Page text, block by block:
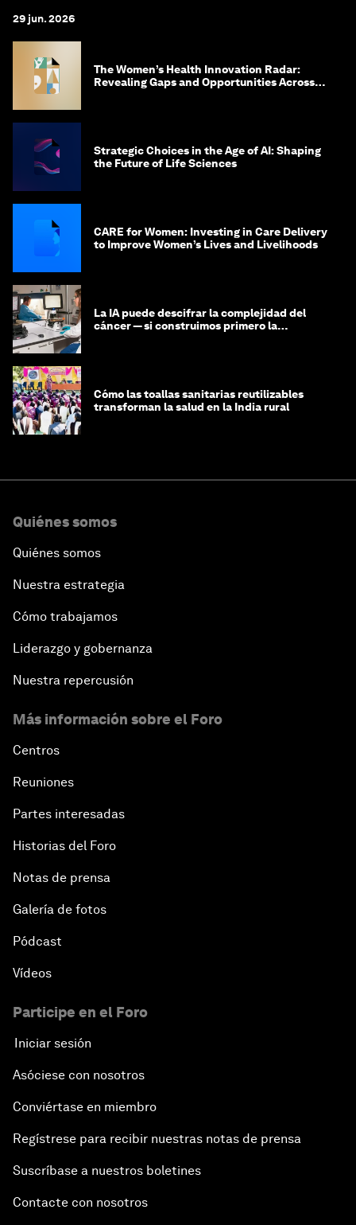
29 jun. 2026
The Women’s Health Innovation Radar:
Revealing Gaps and Opportunities Across
Strategic Choices in the Age of AI: Shaping
the Future of Life Sciences
CARE for Women: Investing in Care Delivery
to Improve Women’s Lives and Livelihoods
La IA puede descifrar la complejidad del
cáncer — si construimos primero la
Cómo las toallas sanitarias reutilizables
transforman la salud en la India rural
Quiénes somos
Quiénes somos
Nuestra estrategia
Cómo trabajamos
Liderazgo y gobernanza
Nuestra repercusión
Más información sobre el Foro
Centros
Reuniones
Partes interesadas
Historias del Foro
Notas de prensa
Galería de fotos
Pódcast
Vídeos
Participe en el Foro
Iniciar sesión
Asóciese con nosotros
Conviértase en miembro
Regístrese para recibir nuestras notas de prensa
Suscríbase a nuestros boletines
Contacte con nosotros